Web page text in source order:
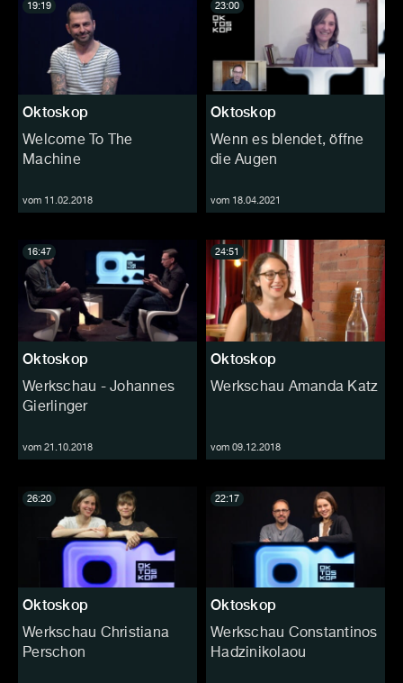
Oktoskop
Welcome To The
Machine
vom 11.02.2018
19:19
Oktoskop
Wenn es blendet, öffne
die Augen
vom 18.04.2021
23:00
Oktoskop
Werkschau - Johannes
Gierlinger
vom 21.10.2018
16:47
Oktoskop
Werkschau Amanda Katz
vom 09.12.2018
24:51
Oktoskop
Werkschau Christiana
Perschon
26:20
Oktoskop
Werkschau Constantinos
Hadzinikolaou
22:17